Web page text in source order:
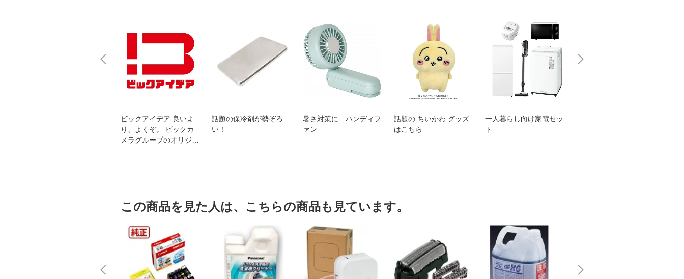
ビックアイデア 良いよ
り、よくぞ。 ビックカ
メラグループのオリジナ
話題の保冷剤が勢ぞろ
い！
暑さ対策に ハンディフ
ァン
話題の ちいかわ グッズ
はこちら
一人暮らし向け家電セッ
ト
この商品を見た人は、こちらの商品も見ています。